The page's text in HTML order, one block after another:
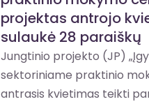
projektas antrojo
sulaukė 28 paraiškų
Jungtinio projekto (JP)
sektoriniame praktinio
antrasis kvietimas teikti